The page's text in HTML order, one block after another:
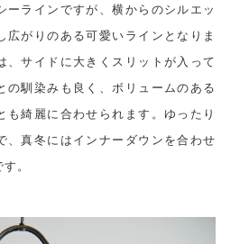
ーラインですが、横からのシルエッ
広がりのある可愛いラインとなりま
、サイドに大きくスリットが入って
の馴染みも良く、ボリュームのある
も綺麗に合わせられます。ゆったり
、真冬にはインナーダウンを合わせ
。